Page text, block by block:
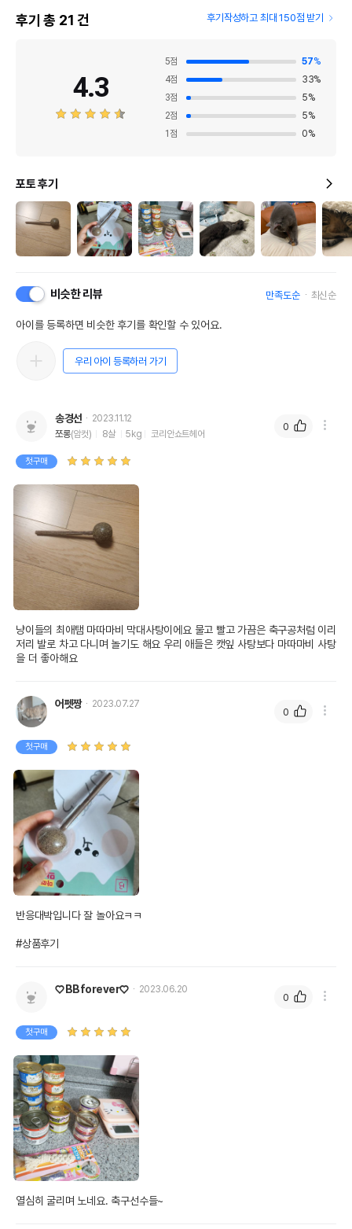
상품 필수 정보
품명 및 모델명
받았음을 확인할수 있는
경우 그에 대한 사항
제조국 또는 원산지
제조자,수입품의 경우
수입자를 함께 표기
AS책임자와 전화번호
또는 소비자상담 관련
전화번호
유통기한
유통기한을 따릅니다.
후기 총 21 건 후기작성하고 최대 150점 받기
4.3
5점 57%
4점 33%
3점 5%
2점 5%
1 점 0%
포토 후기
비슷한 리뷰 만족도순 최신순
아이를 등록하면 비슷한 후기를 확인할 수 있어요.
우리 아이 등록하러 가기
송경선
2023.11.12
쪼롱(암컷) 8살 5kg 코리안쇼트헤어
첫구매
냥이들의 최애탬 마따마비 막대사탕이에요 물고 빨고 가끔은 축구공처럼 이리
저리 발로 차고 다니며 놀기도 해요 우리 애들은 캣잎 사탕보다 마따마비 사탕
을 더 좋아해요
0
어펫짱 2023.07.27
첫구매
반응대박입니다 잘 놀아요ㅋㅋ
#상품후기
0
♡BBforever♡ 2023.06.20
첫구매
열심히 굴리며 노네요. 축구선수들~
0